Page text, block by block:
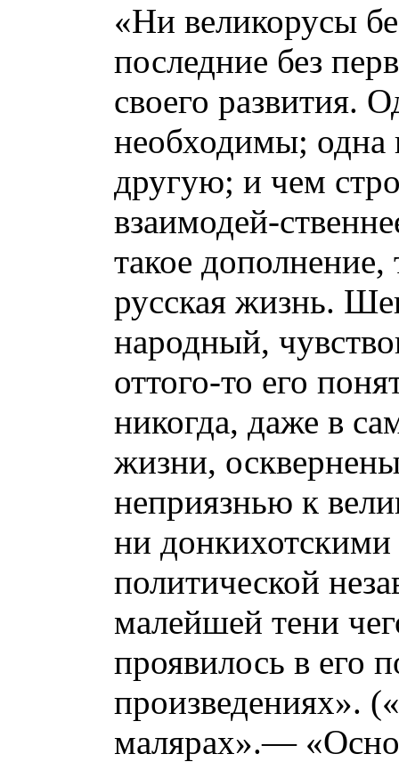
«Ни великорусы
последние без
своего развития.
необходимы; одна
другую; и чем
взаимодей-
такое
русская жизнь.
народный,
оттого-то его
никогда, даже в
жизни,
неприязнью к
ни
политической
малейшей тени
проявилось в его
произведениях».
малярах».—